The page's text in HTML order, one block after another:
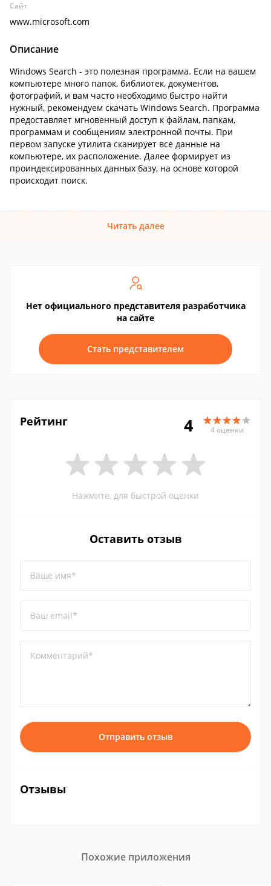
Сайт
www.microsoft.com
Описание
Windows Search - это полезная программа. Если на вашем
компьютере много папок, библиотек, документов,
фотографий, и вам часто необходимо быстро найти
нужный, рекомендуем скачать Windows Search. Программа
предоставляет мгновенный доступ к файлам, папкам,
программам и сообщениям электронной почты. При
первом запуске утилита сканирует все данные на
компьютере, их расположение. Далее формирует из
проиндексированных данных базу, на основе которой
происходит поиск.
Читать далее
Нет официального представителя разработчика
на сайте
Стать представителем
Рейтинг 4 4 оценки
Нажмите, для быстрой оценки
Оставить отзыв
Ваше имя*
Ваш email*
Комментарий*
Отправить отзыв
Отзывы
Похожие приложения